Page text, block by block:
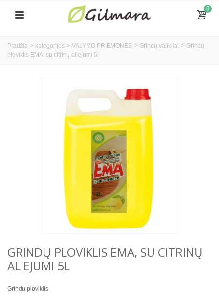
0
Pradžia > kategorijos > VALYMO PRIEMONĖS > Grindų valikliai > Grindų
ploviklis EMA, su citrinų aliejumi 5l
GRINDŲ PLOVIKLIS EMA, SU CITRINŲ
ALIEJUMI 5L
Grindų ploviklis